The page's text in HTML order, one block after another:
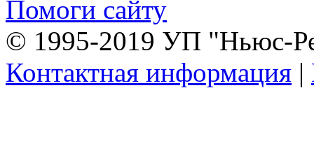
Помоги сайту
© 1995-2019 УП "Ньюс-
Контактная информация |